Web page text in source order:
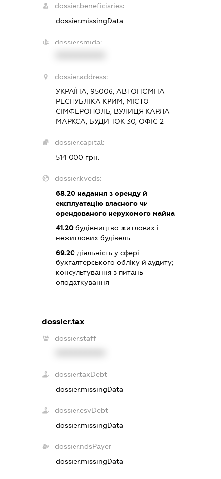
dossier.beneficiaries:
dossier.missingData
dossier.smida:
dossier.address:
УКРАЇНА, 95006, АВТОНОМНА
РЕСПУБЛІКА КРИМ, МІСТО
СІМФЕРОПОЛЬ, ВУЛИЦЯ КАРЛА
МАРКСА, БУДИНОК 30, ОФІС 2
dossier.capital:
514 000 грн.
dossier.kveds:
68.20 надання в оренду й
експлуатацію власного чи
орендованого нерухомого майна
41.20 будівництво житлових і
нежитлових будівель
69.20 діяльність у сфері
бухгалтерського обліку й аудиту;
консультування з питань
оподаткування
dossier.tax
dossier.staff
dossier.taxDebt
dossier.missingData
dossier.esvDebt
dossier.missingData
dossier.ndsPayer
dossier.missingData